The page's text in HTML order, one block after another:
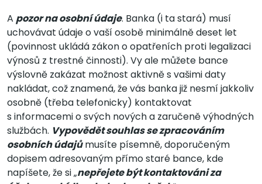
A pozor na osobní údaje. Banka (i ta stará) musí
uchovávat údaje o vaší osobě minimálně deset let
(povinnost ukládá zákon o opatřeních proti legalizaci
výnosů z trestné činnosti). Vy ale můžete bance
výslovně zakázat možnost aktivně s vašimi daty
nakládat, což znamená, že vás banka již nesmí jakkoliv
osobně (třeba telefonicky) kontaktovat
s informacemi o svých nových a zaručeně výhodných
službách. Vypovědět souhlas se zpracováním
osobních údajůmusíte písemně, doporučeným
dopisem adresovaným přímo staré bance, kde
napíšete, že si „nepřejete být kontaktováni za